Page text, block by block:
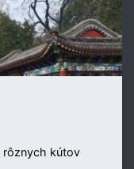
kútov